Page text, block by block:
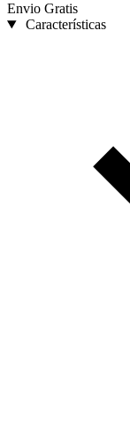
Envio Gratis
Características